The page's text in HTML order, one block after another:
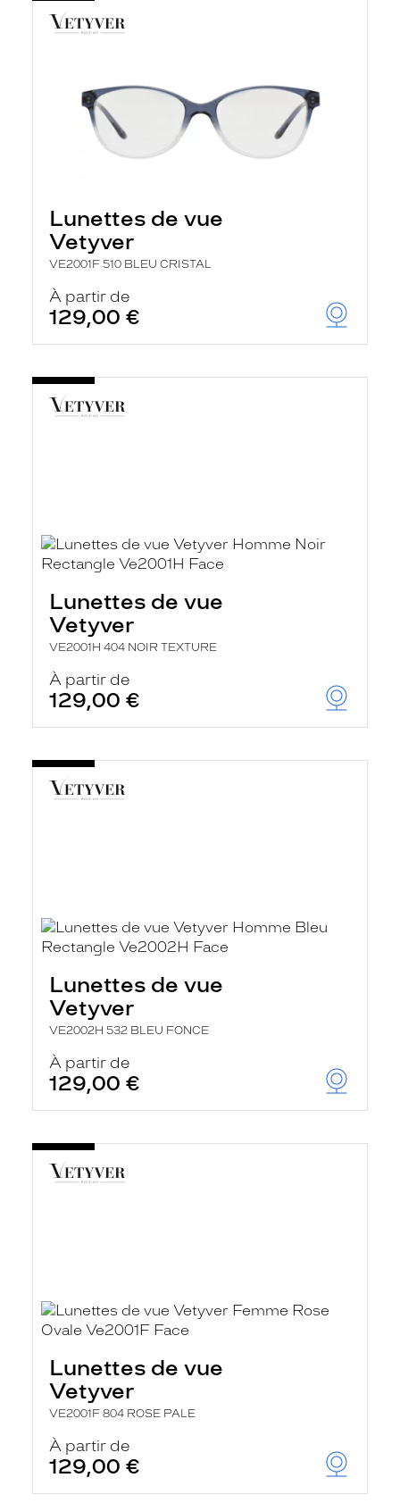
Lunettes de vue
Vetyver
VE2001F 510 BLEU CRISTAL
À partir de
129,00 €
Lunettes de vue
Vetyver
VE2001H 404 NOIR TEXTURE
À partir de
129,00 €
Lunettes de vue
Vetyver
VE2002H 532 BLEU FONCE
À partir de
129,00 €
Lunettes de vue
Vetyver
VE2001F 804 ROSE PALE
À partir de
129,00 €